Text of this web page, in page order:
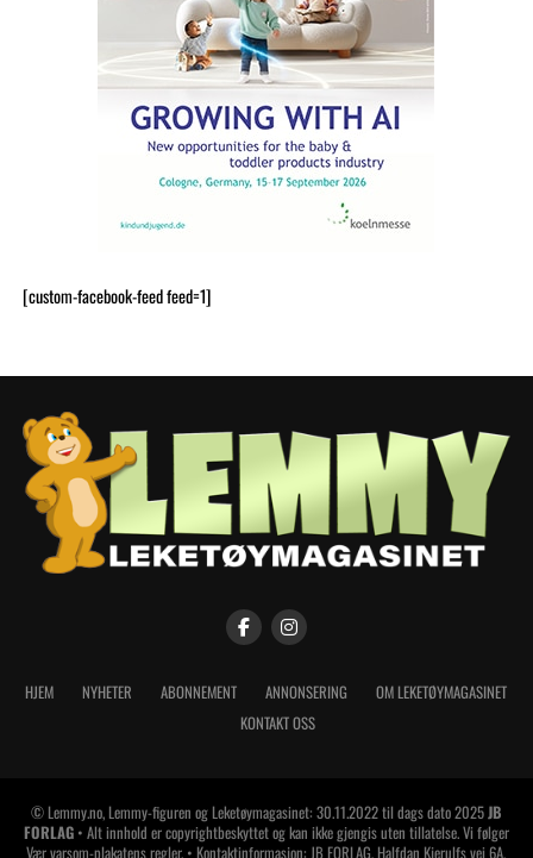
[custom-facebook-feed feed=1]
HJEM NYHETER ABONNEMENT ANNONSERING
OM LEKETØYMAGASINET
KONTAKT OSS
© Lemmy.no, Lemmy-figuren og Leketøymagasinet: 30.11.2022 til dags dato 2025JB
FORLAG• Alt innhold er copyrightbeskyttet og kan ikke gjengis uten tillatelse. Vi følger
Vær varsom-plakatens regler. • Kontaktinformasjon: JB FORLAG, Halfdan Kjerulfs vei 6A,